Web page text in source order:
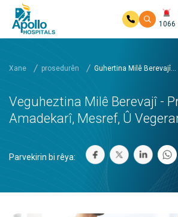
1066
Xane prosedurên Guhertina Milê Berevajî...
Veguheztina Milê Berevajî -
Amadekarî, Mesref, Û
Parvekirin bi rêya: